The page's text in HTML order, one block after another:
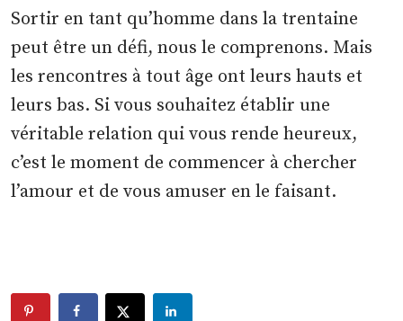
Sortir en tant qu’homme dans la trentaine
peut être un défi, nous le comprenons. Mais
les rencontres à tout âge ont leurs hauts et
leurs bas. Si vous souhaitez établir une
véritable relation qui vous rende heureux,
c’est le moment de commencer à chercher
l’amour et de vous amuser en le faisant.